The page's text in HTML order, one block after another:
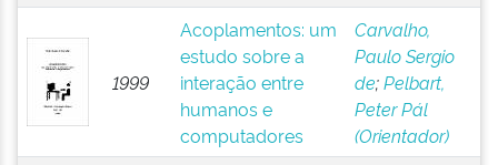
1999
Acoplamentos: um
estudo sobre a
interação entre
humanos e
computadores
Carvalho,
Paulo Sergio
de;Pelbart,
Peter Pál
(Orientador)